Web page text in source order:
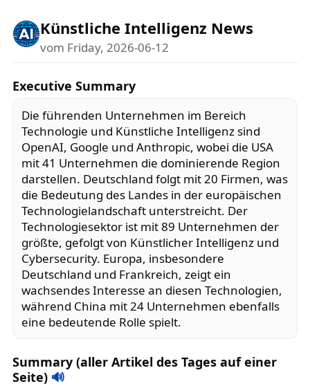
Künstliche Intelligenz News
vom Friday, 2026-06-12
Executive Summary
Die führenden Unternehmen im Bereich
Technologie und Künstliche Intelligenz sind
OpenAI, Google und Anthropic, wobei die USA
mit 41 Unternehmen die dominierende Region
darstellen. Deutschland folgt mit 20 Firmen, was
die Bedeutung des Landes in der europäischen
Technologielandschaft unterstreicht. Der
Technologiesektor ist mit 89 Unternehmen der
größte, gefolgt von Künstlicher Intelligenz und
Cybersecurity. Europa, insbesondere
Deutschland und Frankreich, zeigt ein
wachsendes Interesse an diesen Technologien,
während China mit 24 Unternehmen ebenfalls
eine bedeutende Rolle spielt.
Summary (aller Artikel des Tages auf einer
Seite) 🔊